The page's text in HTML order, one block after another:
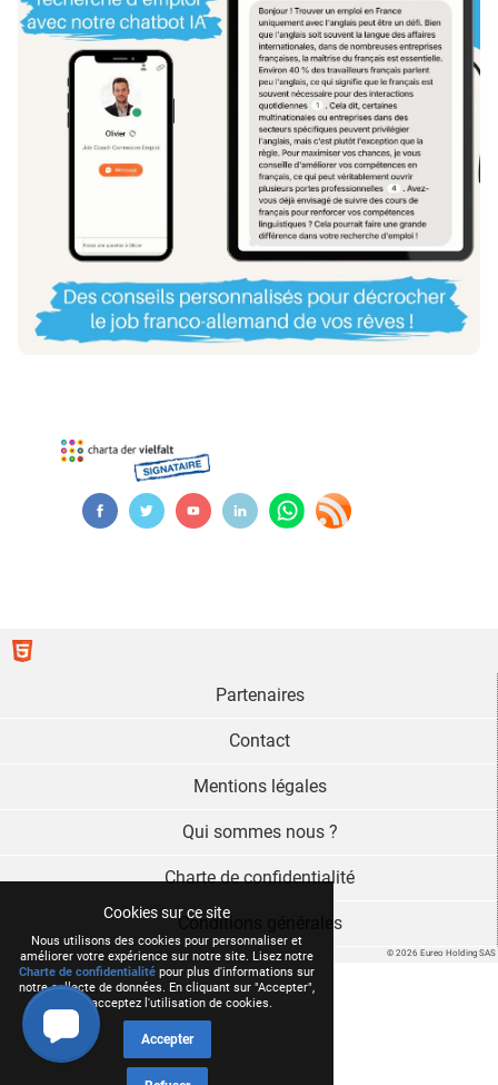
Cookies sur ce site
Nous utilisons des cookies pour personnaliser et
améliorer votre expérience sur notre site. Lisez notre
Charte de confidentialité pour plus d'informations sur
notre collecte de données. En cliquant sur "Accepter",
vous acceptez l'utilisation de cookies.
Accepter
© 2026 Eureo Holding SAS
Partenaires
Contact
Mentions légales
Qui sommes nous ?
Charte de confidentialité
Conditions générales